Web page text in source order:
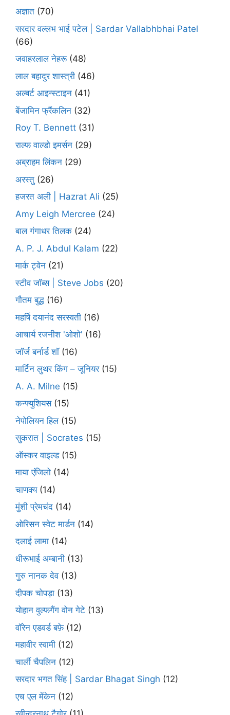
अज्ञात (70)
सरदार वल्लभ भाई पटेल | Sardar Vallabhbhai Patel
(66)
जवाहरलाल नेहरू(48)
लाल बहादुर शास्त्री (46)
अल्बर्ट आइन्स्टाइन (41)
बेंजामिन फ्रैंकलिन (32)
Roy T. Bennett (31)
राल्फ वाल्डो इमर्सन (29)
अब्राहम लिंकन (29)
अरस्तु (26)
हजरत अली | Hazrat Ali (25)
Amy Leigh Mercree (24)
बाल गंगाधर तिलक (24)
A. P. J. Abdul Kalam (22)
मार्क ट्वेन (21)
स्टीव जॉब्स | Steve Jobs (20)
गौतम बुद्ध (16)
महर्षि दयानंद सरस्वती (16)
आचार्य रजनीश 'ओशो' (16)
जॉर्ज बर्नार्ड शॉ(16)
मार्टिन लुथर किंग – जूनियर(15)
A. A. Milne (15)
कन्फ्युशियस(15)
नेपोलियन हिल(15)
सुकरात | Socrates (15)
ऑस्कर वाइल्ड(15)
माया एंजिलो (14)
चाणक्य(14)
मुंशी प्रेमचंद (14)
ओरिसन स्‍वेट मार्डन (14)
दलाई लामा (14)
धीरूभाई अम्बानी (13)
गुरु नानक देव(13)
दीपक चोपड़ा (13)
योहान वुल्फगैंग वोन गेटे (13)
वॉरेन एडवर्ड बफ़े(12)
महावीर स्वामी (12)
चार्ली चैपलिन (12)
सरदार भगत सिंह | Sardar Bhagat Singh (12)
एच एल मेंकेन (12)